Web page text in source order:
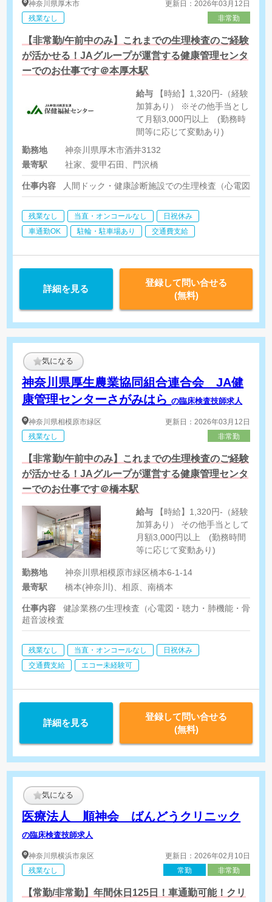
神奈川県厚木市
残業なし
更新日：2026年03月12日
非常勤
【非常勤/午前中のみ】これまでの生理検査のご経験
が活かせる！JAグループが運営する健康管理センタ
ーでのお仕事です＠本厚木駅
給与
加算あり） ※その他手当とし
て月額3,000円以上 (勤務時
間等に応じて変動あり)
勤務地
神奈川県厚木市酒井3132
最寄駅
社家、愛甲石田、門沢橋
仕事内容 人間ドック・健康診断施設での生理検査（心電図・肺
残業なし 当直・オンコールなし
日祝休み
車通勤OK
駐輪・駐車場あり 交通費支給
詳細を見る
登録して問い合せる
(無料)
気になる
神奈川県厚生農業協同組合連合会 JA健
康管理センターさがみはらの臨床検査技師求人
神奈川県相模原市緑区
残業なし
更新日：2026年03月12日
非常勤
【非常勤/午前中のみ】これまでの生理検査のご経験
が活かせる！JAグループが運営する健康管理センタ
ーでのお仕事です＠橋本駅
給与
加算あり） その他手当として
月額3,000円以上 (勤務時間
等に応じて変動あり)
勤務地
神奈川県相模原市緑区橋本6-1-14
最寄駅
橋本(神奈川)、相原、南橋本
仕事内容
健診業務の生理検査（心電図・聴力・肺機能・骨密度
超音波検査
残業なし 当直・オンコールなし
日祝休み
交通費支給
エコー未経験可
詳細を見る
登録して問い合せる
(無料)
気になる
医療法人 順神会 ばんどうクリニック
の臨床検査技師求人
神奈川県横浜市泉区
残業なし
更新日：2026年02月10日
常勤
非常勤
【常勤/非常勤】年間休日125日！車通勤可能！クリ